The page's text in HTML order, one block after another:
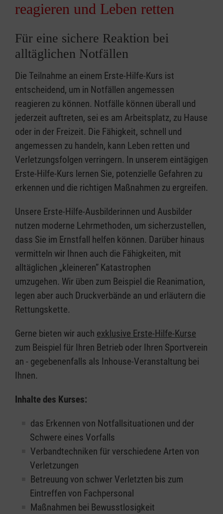
reagieren und Leben retten
Für eine sichere Reaktion bei
alltäglichen Notfällen
Die Teilnahme an einem Erste-Hilfe-Kurs ist
entscheidend, um in Notfällen angemessen
reagieren zu können. Notfälle können überall und
jederzeit auftreten, sei es am Arbeitsplatz, zu Hause
oder in der Freizeit. Die Fähigkeit, schnell und
angemessen zu handeln, kann Leben retten und
Verletzungsfolgen verringern. In unserem eintägigen
Erste-Hilfe-Kurs lernen Sie, potenzielle Gefahren zu
erkennen und die richtigen Maßnahmen zu ergreifen.
Unsere Erste-Hilfe-Ausbilderinnen und Ausbilder
nutzen moderne Lehrmethoden, um sicherzustellen,
dass Sie im Ernstfall helfen können. Darüber hinaus
vermitteln wir Ihnen auch die Fähigkeiten, mit
alltäglichen „kleineren” Katastrophen
umzugehen. Wir üben zum Beispiel die Reanimation,
legen aber auch Druckverbände an und erläutern die
Rettungskette.
Gerne bieten wir auch exklusive Erste-Hilfe-Kurse
zum Beispiel für Ihren Betrieb oder Ihren Sportverein
an - gegebenenfalls als Inhouse-Veranstaltung bei
Ihnen.
Inhalte des Kurses:
das Erkennen von Notfallsituationen und der
Schwere eines Vorfalls
Verbandtechniken für verschiedene Arten von
Verletzungen
Betreuung von schwer Verletzten bis zum
Eintreffen von Fachpersonal
Maßnahmen bei Bewusstlosigkeit